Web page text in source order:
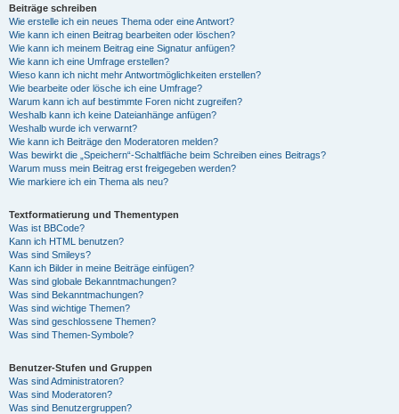
Beiträge schreiben
Wie erstelle ich ein neues Thema oder eine Antwort?
Wie kann ich einen Beitrag bearbeiten oder löschen?
Wie kann ich meinem Beitrag eine Signatur anfügen?
Wie kann ich eine Umfrage erstellen?
Wieso kann ich nicht mehr Antwortmöglichkeiten erstellen?
Wie bearbeite oder lösche ich eine Umfrage?
Warum kann ich auf bestimmte Foren nicht zugreifen?
Weshalb kann ich keine Dateianhänge anfügen?
Weshalb wurde ich verwarnt?
Wie kann ich Beiträge den Moderatoren melden?
Was bewirkt die „Speichern“-Schaltfläche beim Schreiben eines Beitrags?
Warum muss mein Beitrag erst freigegeben werden?
Wie markiere ich ein Thema als neu?
Textformatierung und Thementypen
Was ist BBCode?
Kann ich HTML benutzen?
Was sind Smileys?
Kann ich Bilder in meine Beiträge einfügen?
Was sind globale Bekanntmachungen?
Was sind Bekanntmachungen?
Was sind wichtige Themen?
Was sind geschlossene Themen?
Was sind Themen-Symbole?
Benutzer-Stufen und Gruppen
Was sind Administratoren?
Was sind Moderatoren?
Was sind Benutzergruppen?